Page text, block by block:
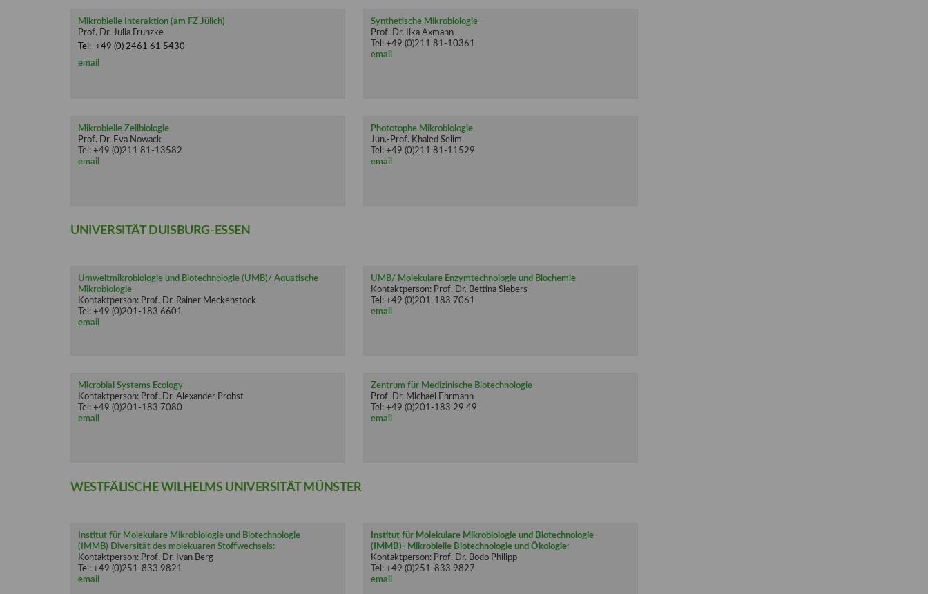
Mikrobielle Interaktion (am FZ Jülich)
Prof. Dr. Julia Frunzke
Tel: +49 (0) 2461 61 5430
email
Synthetische Mikrobiologie
Prof. Dr. Ilka Axmann
Tel: +49 (0)211 81-10361
email
Mikrobielle Zellbiologie
Prof. Dr. Eva Nowack
Tel: +49 (0)211 81-13582
email
Phototophe Mikrobiologie
Jun.-Prof. Khaled Selim
Tel: +49 (0)211 81-11529
email
UNIVERSITÄT DUISBURG-ESSEN
Umweltmikrobiologie und Biotechnologie (UMB)/ Aquatische
Mikrobiologie
Kontaktperson: Prof. Dr. Rainer Meckenstock
Tel: +49 (0)201-183 6601
email
UMB/ Molekulare Enzymtechnologie und Biochemie
Kontaktperson: Prof. Dr. Bettina Siebers
Tel: +49 (0)201-183 7061
email
Microbial Systems Ecology
Kontaktperson: Prof. Dr. Alexander Probst
Tel: +49 (0)201-183 7080
email
Zentrum für Medizinische Biotechnologie
Prof. Dr. Michael Ehrmann
Tel: +49 (0)201-183 29 49
email
WESTFÄLISCHE WILHELMS UNIVERSITÄT MÜNSTER
Institut für Molekulare Mikrobiologie und Biotechnologie
(IMMB) Diversität des molekuaren Stoffwechsels:
Kontaktperson: Prof. Dr. Ivan Berg
Tel: +49 (0)251-833 9821
email
Institut für Molekulare Mikrobiologie und Biotechnologie
(IMMB)- Mikrobielle Biotechnologie und Ökologie:
Kontaktperson: Prof. Dr. Bodo Philipp
Tel: +49 (0)251-833 9827
email